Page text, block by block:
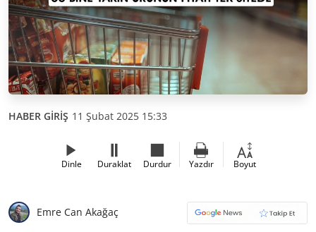
HABER GİRİŞ 11 Şubat 2025 15:33
Dinle Duraklat Durdur Yazdır Boyut
Emre Can Akağaç